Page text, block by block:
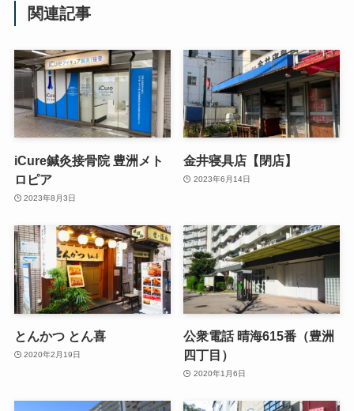
関連記事
iCure鍼灸接骨院 豊洲メト
ロピア
2023年8月3日
金井寝具店【閉店】
2023年6月14日
とんかつ とん喜
2020年2月19日
公衆電話 晴海615番（豊洲
四丁目）
2020年1月6日